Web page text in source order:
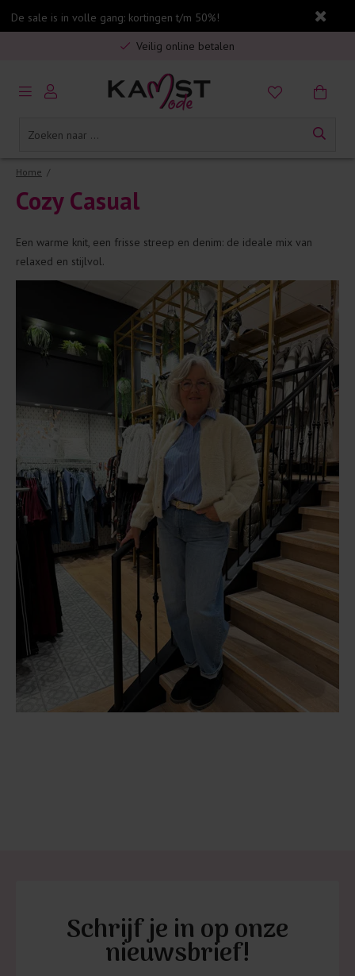
De sale is in volle gang: kortingen t/m 50%!
Gratis verzending in Nederland vanaf €75,-
Veilig online betalen
5% spaarbonus op jouw aankoop
Gratis verzending in Nederland vanaf €75,-
Home /
Cozy Casual
Een warme knit, een frisse streep en denim: de ideale mix van
relaxed en stijlvol.
Schrijf je in op onze
nieuwsbrief!